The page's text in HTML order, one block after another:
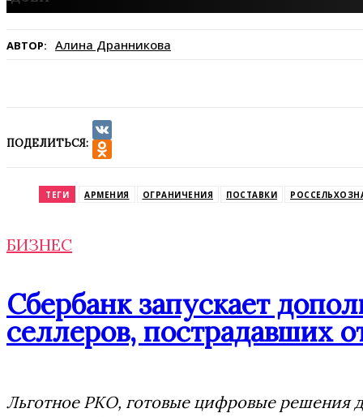
АВТОР: Алина Дранникова
ПОДЕЛИТЬСЯ:
VK
ТЕГИ АРМЕНИЯ ОГРАНИЧЕНИЯ ПОСТАВКИ
БИЗНЕС
Сбербанк запускает
селлеров, пострадавших
Льготное РКО, готовые цифровые решения